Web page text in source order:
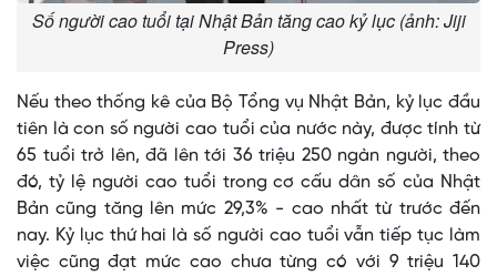
Số người cao tuổi tại Nhật Bản tăng cao kỷ lục (ảnh: Jiji
Press)
Nếu theo thống kê của Bộ Tổng vụ Nhật Bản, kỷ lục đầu
tiên là con số người cao tuổi của nước này, được tính từ
65 tuổi trở lên, đã lên tới 36 triệu 250 ngàn người, theo
đó, tỷ lệ người cao tuổi trong cơ cấu dân số của Nhật
Bản cũng tăng lên mức 29,3% - cao nhất từ trước đến
nay. Kỷ lục thứ hai là số người cao tuổi vẫn tiếp tục làm
việc cũng đạt mức cao chưa từng có với 9 triệu 140